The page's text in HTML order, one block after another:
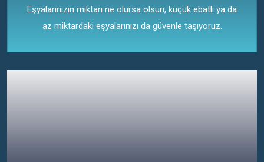
Eşyalarınızın miktarı ne olursa olsun, küçük ebatlı ya da
az miktardaki eşyalarınızı da güvenle taşıyoruz.